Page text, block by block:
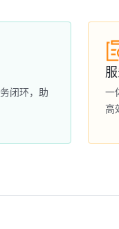
闭环，助
一
高